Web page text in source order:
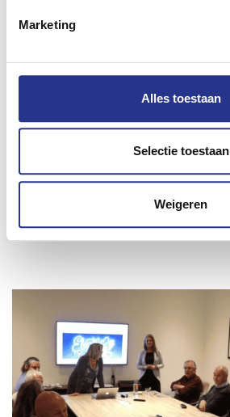
Marketing
Alles toestaan
Selectie toestaan
Weigeren